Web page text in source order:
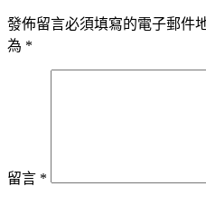
發佈留言必須填寫的電子郵件
為 *
留言 *